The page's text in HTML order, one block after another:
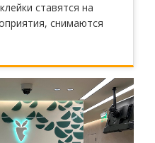
ставятся на
снимаются
до следующего